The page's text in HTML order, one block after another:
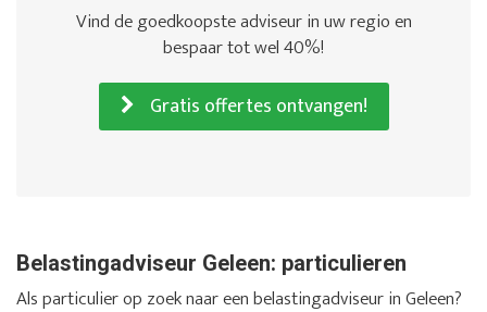
Vind de goedkoopste adviseur in uw regio en
bespaar tot wel 40%!
Gratis offertes ontvangen!
Belastingadviseur Geleen: particulieren
Als particulier op zoek naar een belastingadviseur in Geleen?